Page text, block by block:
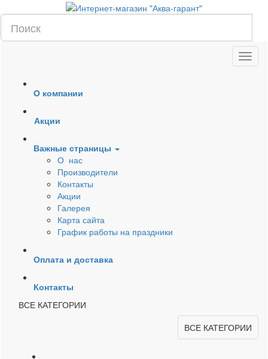
О компании
Акции
Важные страницы
О нас
Производители
Контакты
Акции
Галерея
Карта сайта
График работы на праздники
Оплата и доставка
Контакты
ВСЕ КАТЕГОРИИ
ВСЕ КАТЕГОРИИ